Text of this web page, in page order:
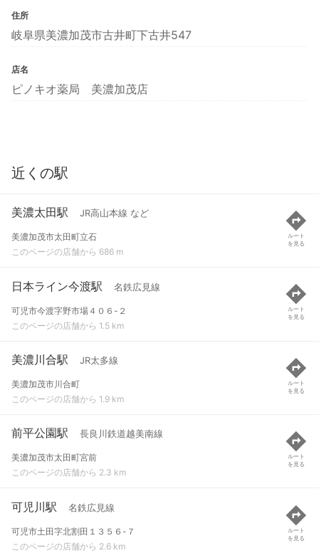
住所
岐阜県美濃加茂市古井町下古井547
店名
ピノキオ薬局 美濃加茂店
近くの駅
美濃太田駅 JR高山本線 など
美濃加茂市太田町立石
このページの店舗から 686 m
ルート
を見る
日本ライン今渡駅 名鉄広見線
可児市今渡字野市場４０６-２
このページの店舗から 1.5 km
ルート
を見る
美濃川合駅 JR太多線
美濃加茂市川合町
このページの店舗から 1.9 km
ルート
を見る
前平公園駅 長良川鉄道越美南線
美濃加茂市太田町宮前
このページの店舗から 2.3 km
ルート
を見る
可児川駅 名鉄広見線
可児市土田字北割田１３５６-７
このページの店舗から 2.6 km
ルート
を見る